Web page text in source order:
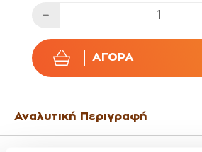
ΑΓΟΡΆ
Αναλυτική Περιγραφή